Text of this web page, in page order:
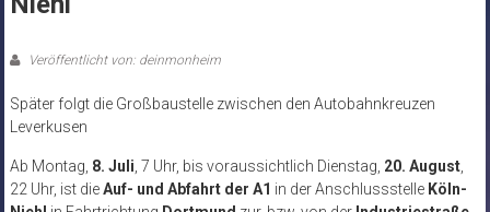
Veröffentlicht von: deinmonheim
Später folgt die Großbaustelle zwischen den Autobahnkreuzen
Leverkusen
Ab Montag, 8. Juli, 7 Uhr, bis voraussichtlich Dienstag, 20. August,
22 Uhr, ist dieAuf- und Abfahrt der A1 in der Anschlussstelle Köln-